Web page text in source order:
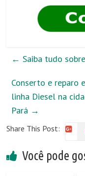
← Saiba tudo
Conserto e reparo
linha Diesel na
Pará →
Share This Post:
Você pode